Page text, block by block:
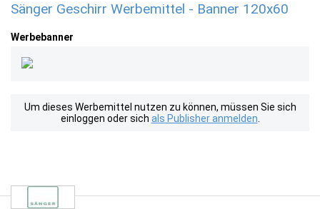
Sänger Geschirr Werbemittel - Banner 120x60
Werbebanner
Um dieses Werbemittel nutzen zu können, müssen Sie sich
einloggen oder sich als Publisher anmelden